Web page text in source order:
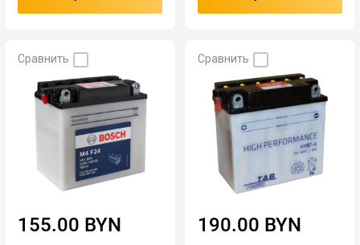
Сравнить
155.00 BYN
Сравнить
190.00 BYN